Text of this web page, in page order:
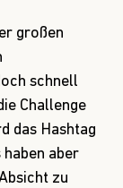
großen
schnell
Challenge
das Hashtag
aber
zu